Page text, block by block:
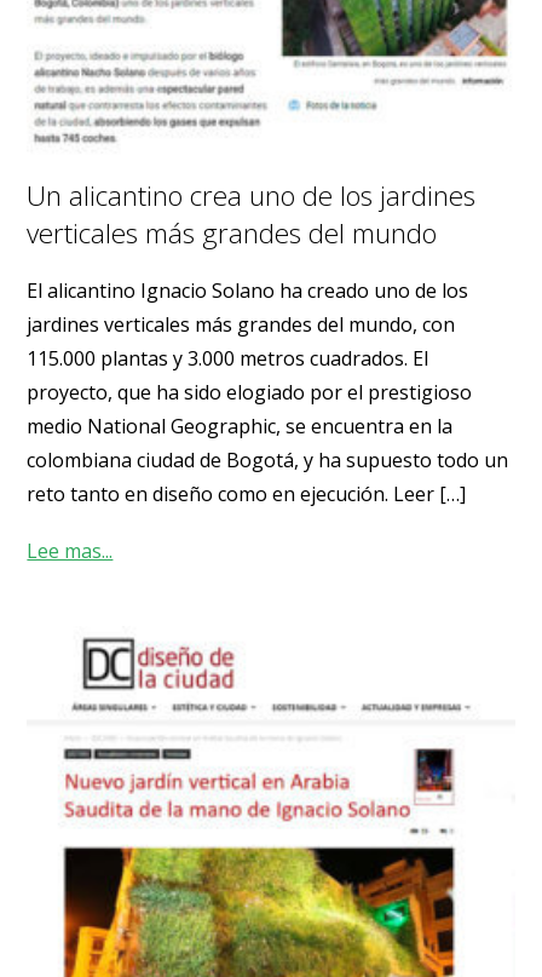
Un alicantino crea uno de los jardines
verticales más grandes del mundo
El alicantino Ignacio Solano ha creado uno de los
jardines verticales más grandes del mundo, con
115.000 plantas y 3.000 metros cuadrados. El
proyecto, que ha sido elogiado por el prestigioso
medio National Geographic, se encuentra en la
colombiana ciudad de Bogotá, y ha supuesto todo un
reto tanto en diseño como en ejecución. Leer […]
Lee mas...